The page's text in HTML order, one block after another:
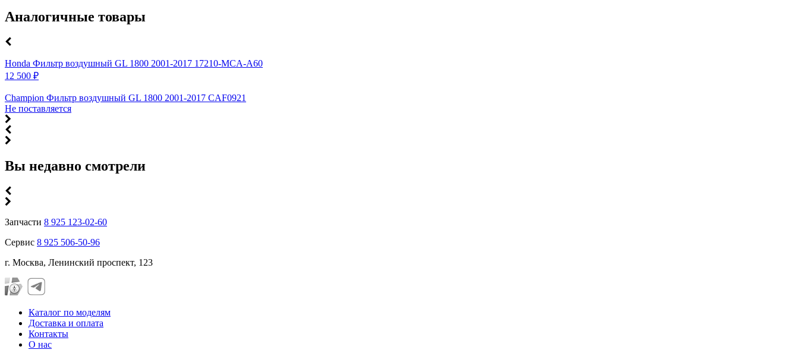
Аналогичные товары
Honda Фильтр воздушный GL 1800 2001-2017 17210-MCA-A60
12 500 ₽
Champion Фильтр воздушный GL 1800 2001-2017 CAF0921
Не поставляется
Вы недавно смотрели
Запчасти 8 925 123-02-60
Сервис 8 925 506-50-96
г. Москва, Ленинский проспект, 123
Каталог по моделям
Доставка и оплата
Контакты
О нас